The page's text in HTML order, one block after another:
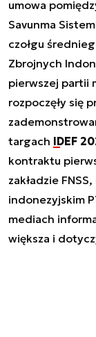
umowa
Savunma
czołgu
Zbrojnych
pierwszej partii
rozpoczęły się
targach IDEF
kontraktu
zakładzie
indonezyjskim
mediach
większa i